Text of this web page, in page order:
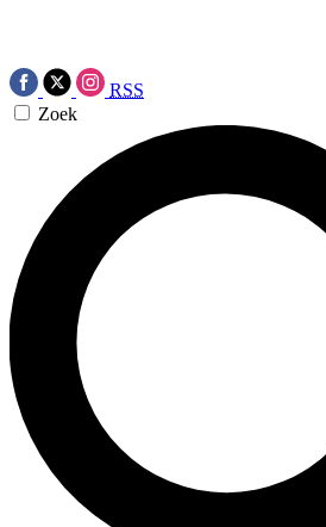
RSS
Zoek